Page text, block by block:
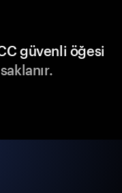
güvenli öğesi